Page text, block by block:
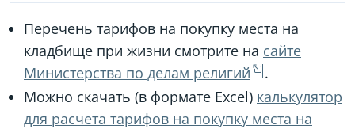
Перечень тарифов на покупку места на
кладбище при жизни смотрите на сайте
Министерства по делам религий
.
Можно скачать (в формате Excel) калькулятор
для расчета тарифов на покупку места на